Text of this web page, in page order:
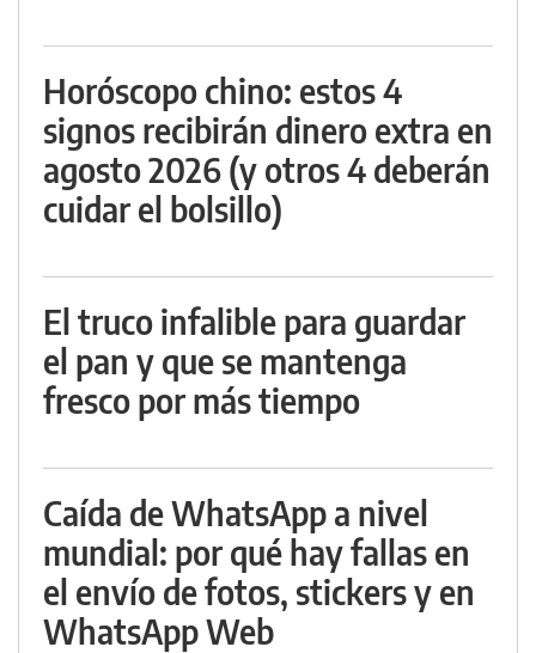
Horóscopo chino: estos 4
signos recibirán dinero extra en
agosto 2026 (y otros 4 deberán
cuidar el bolsillo)
El truco infalible para guardar
el pan y que se mantenga
fresco por más tiempo
Caída de WhatsApp a nivel
mundial: por qué hay fallas en
el envío de fotos, stickers y en
WhatsApp Web